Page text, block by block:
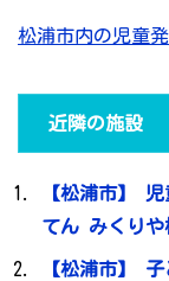
松浦市内の児童
近隣の施設
【松浦市】
てん みくりや
【松浦市】